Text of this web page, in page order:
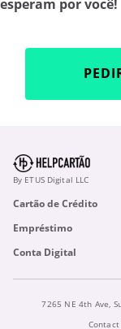
esperam por você!
By ETUS Digital LLC
Cartão de Crédito
Empréstimo
Conta Digital
7265 NE 4th Ave,